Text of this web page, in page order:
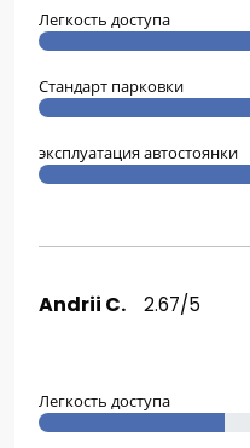
Легкость доступа
Стандарт парковки
эксплуатация автостоянки
Andrii C. 2.67/5
Легкость доступа